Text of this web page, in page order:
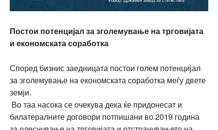
Постои потенцијал за зголемување на трговијата
и економската соработка
Според бизнис заедницата постои голем потенцијал
за зголемување на економската соработка меѓу двете
земји.
Во таа насока се очекува дека ќе придонесат и
билатералните договори потпишани во 2019 година